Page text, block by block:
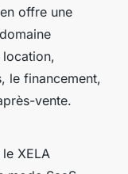
offre une
le financement,
vente.
XELA